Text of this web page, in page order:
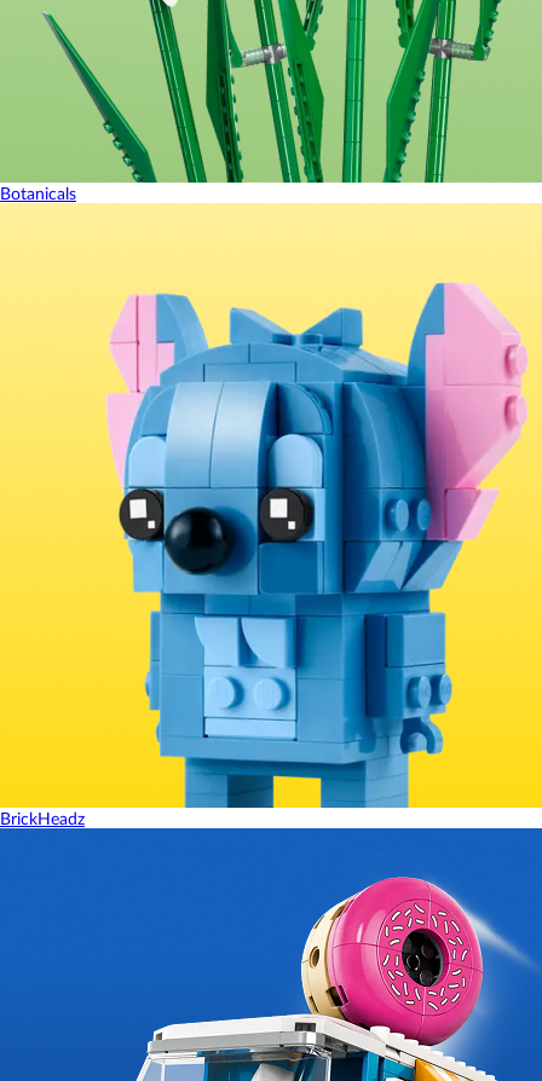
Botanicals
BrickHeadz